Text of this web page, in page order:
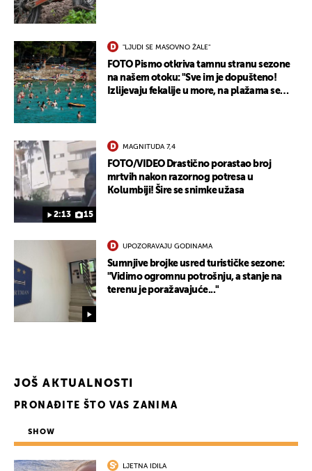
"LJUDI SE MASOVNO ŽALE"
FOTO Pismo otkriva tamnu stranu sezone
na našem otoku: "Sve im je dopušteno!
Izlijevaju fekalije u more, na plažama se
2:13 15
MAGNITUDA 7,4
FOTO/VIDEO Drastično porastao broj
mrtvih nakon razornog potresa u
Kolumbiji! Šire se snimke užasa
UPOZORAVAJU GODINAMA
Sumnjive brojke usred turističke sezone:
"Vidimo ogromnu potrošnju, a stanje na
terenu je poražavajuće..."
JOŠ AKTUALNOSTI
PRONAĐITE ŠTO VAS ZANIMA
SHOW
LJETNA IDILA